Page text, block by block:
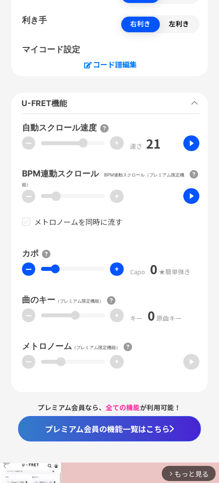
利き手 右利き 左利き
マイコード設定
コード譜編集
U-FRET機能
自動スクロール速度
ー + 速さ 21
BPM連動スクロール
BPM連動スクロール（プレミアム限定機
能）
ー +
メトロノームを同時に流す
カポ
ー + Capo 0 ★簡単弾き
曲のキー（プレミアム限定機能）
ー + キー 0 原曲キー
メトロノーム （プレミアム限定機能）
ー +
プレミアム会員なら、全ての機能が利用可能！
プレミアム会員の機能一覧はこちら
arrow_forward_ios もっと見る